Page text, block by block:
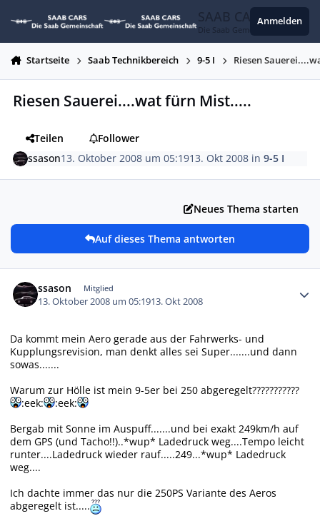
SAAB CARS
Die Saab Gemeinschaft
Anmelden
Startseite Saab Technikbereich 9-5 I Riesen
Riesen Sauerei....wat fürn Mist.....
Teilen
Follower
ssason13. Oktober 2008 um 05:1913. Okt 2008 in9-5 I
Neues Thema starten
Auf dieses Thema antworten
ssason Mitglied
13. Oktober 2008 um 05:1913. Okt 2008
Da kommt mein Aero gerade aus der Fahrwerks- und
Kupplungsrevision, man denkt alles sei Super.......und dann
sowas.......
Warum zur Hölle ist mein 9-5er bei 250 abgeregelt???????????
:eek:
:eek:
Bergab mit Sonne im Auspuff.......und bei exakt 249km/h auf
dem GPS (und Tacho!!)..*wup* Ladedruck weg....Tempo leicht
runter....Ladedruck wieder rauf.....249...*wup* Ladedruck
weg....
Ich dachte immer das nur die 250PS Variante des Aeros
abgeregelt ist.....